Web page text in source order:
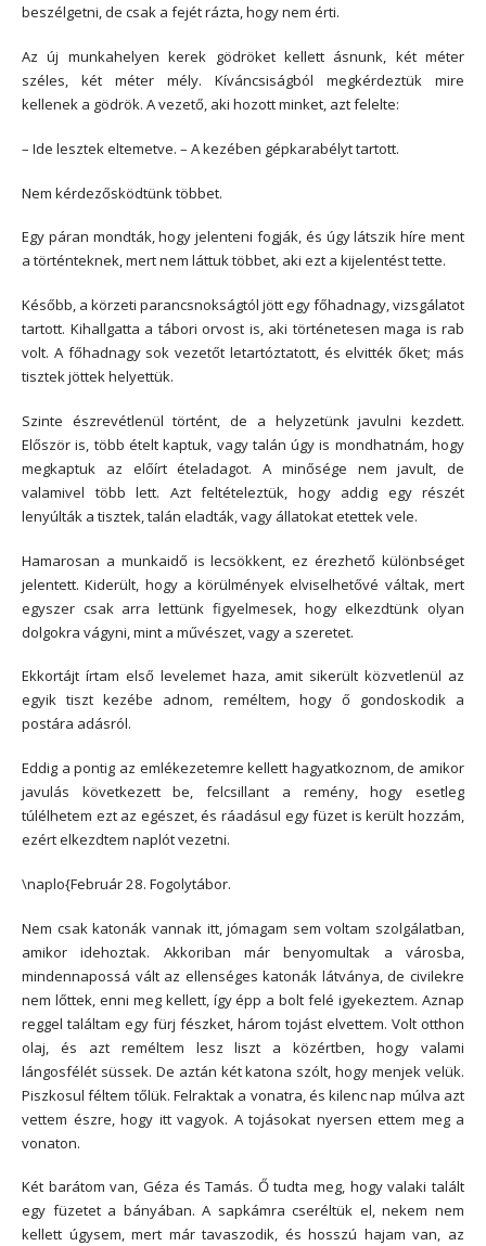
beszélgetni, de csak a fejét rázta, hogy nem érti.
Az új munkahelyen kerek gödröket kellett ásnunk, két méter
széles, két méter mély. Kíváncsiságból megkérdeztük mire
kellenek a gödrök. A vezető, aki hozott minket, azt felelte:
– Ide lesztek eltemetve. – A kezében gépkarabélyt tartott.
Nem kérdezősködtünk többet.
Egy páran mondták, hogy jelenteni fogják, és úgy látszik híre ment
a történteknek, mert nem láttuk többet, aki ezt a kijelentést tette.
Később, a körzeti parancsnokságtól jött egy főhadnagy, vizsgálatot
tartott. Kihallgatta a tábori orvost is, aki történetesen maga is rab
volt. A főhadnagy sok vezetőt letartóztatott, és elvitték őket; más
tisztek jöttek helyettük.
Szinte észrevétlenül történt, de a helyzetünk javulni kezdett.
Először is, több ételt kaptuk, vagy talán úgy is mondhatnám, hogy
megkaptuk az előírt ételadagot. A minősége nem javult, de
valamivel több lett. Azt feltételeztük, hogy addig egy részét
lenyúlták a tisztek, talán eladták, vagy állatokat etettek vele.
Hamarosan a munkaidő is lecsökkent, ez érezhető különbséget
jelentett. Kiderült, hogy a körülmények elviselhetővé váltak, mert
egyszer csak arra lettünk figyelmesek, hogy elkezdtünk olyan
dolgokra vágyni, mint a művészet, vagy a szeretet.
Ekkortájt írtam első levelemet haza, amit sikerült közvetlenül az
egyik tiszt kezébe adnom, reméltem, hogy ő gondoskodik a
postára adásról.
Eddig a pontig az emlékezetemre kellett hagyatkoznom, de amikor
javulás következett be, felcsillant a remény, hogy esetleg
túlélhetem ezt az egészet, és ráadásul egy füzet is került hozzám,
ezért elkezdtem naplót vezetni.
\naplo{Február 28. Fogolytábor.
Nem csak katonák vannak itt, jómagam sem voltam szolgálatban,
amikor idehoztak. Akkoriban már benyomultak a városba,
mindennapossá vált az ellenséges katonák látványa, de civilekre
nem lőttek, enni meg kellett, így épp a bolt felé igyekeztem. Aznap
reggel találtam egy fürj fészket, három tojást elvettem. Volt otthon
olaj, és azt reméltem lesz liszt a közértben, hogy valami
lángosfélét süssek. De aztán két katona szólt, hogy menjek velük.
Piszkosul féltem tőlük. Felraktak a vonatra, és kilenc nap múlva azt
vettem észre, hogy itt vagyok. A tojásokat nyersen ettem meg a
vonaton.
Két barátom van, Géza és Tamás. Ő tudta meg, hogy valaki talált
egy füzetet a bányában. A sapkámra cseréltük el, nekem nem
kellett úgysem, mert már tavaszodik, és hosszú hajam van, az